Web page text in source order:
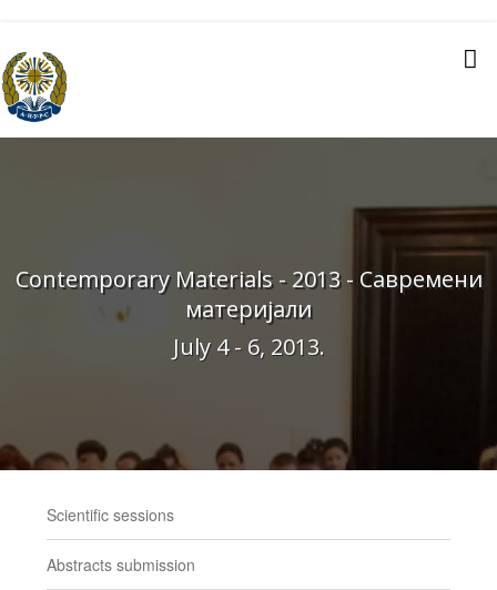
Contemporary Materials - 2013 - Савремени
материјали
July 4 - 6, 2013.
Scientific sessions
Abstracts submission